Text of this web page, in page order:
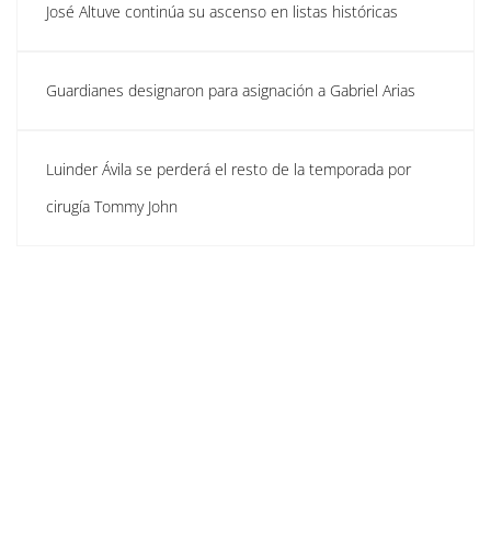
José Altuve continúa su ascenso en listas históricas
Guardianes designaron para asignación a Gabriel Arias
Luinder Ávila se perderá el resto de la temporada por
cirugía Tommy John